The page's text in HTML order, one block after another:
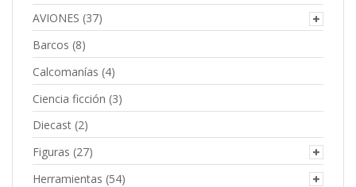
AVIONES (37)
Barcos (8)
Calcomanías (4)
Ciencia ficción (3)
Diecast (2)
Figuras (27)
Herramientas (54)